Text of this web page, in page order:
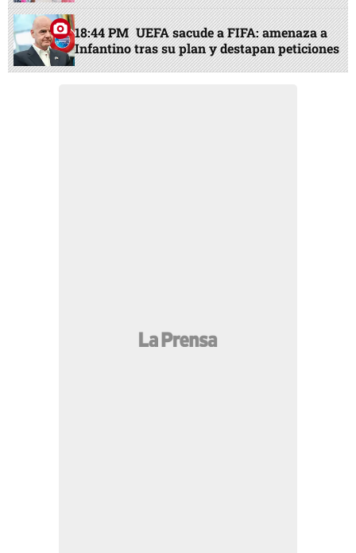
18:44 PM UEFA sacude a FIFA: amenaza a
Infantino tras su plan y destapan peticiones